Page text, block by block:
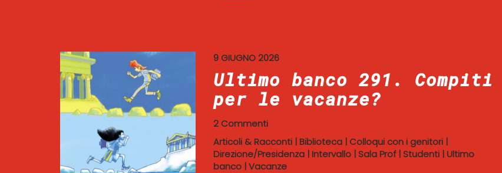
9 GIUGNO 2026
Ultimo banco 291. Compiti
per le vacanze?
2 Commenti
Articoli & Racconti| Biblioteca| Colloqui con i genitori|
Direzione/Presidenza| Intervallo| Sala Prof| Studenti| Ultimo
banco|Vacanze